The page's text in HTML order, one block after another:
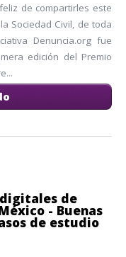
de compartirles este
Sociedad Civil, de toda
Denuncia.org fue
edición del Premio
de
- Buenas
de estudio